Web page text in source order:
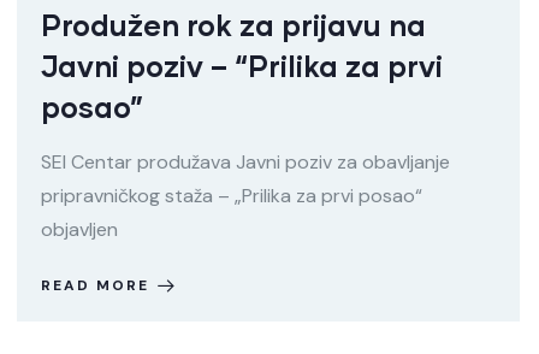
Produžen rok za prijavu na
Javni poziv – “Prilika za prvi
posao”
SEI Centar produžava Javni poziv za obavljanje
pripravničkog staža – „Prilika za prvi posao“
objavljen
READ MORE